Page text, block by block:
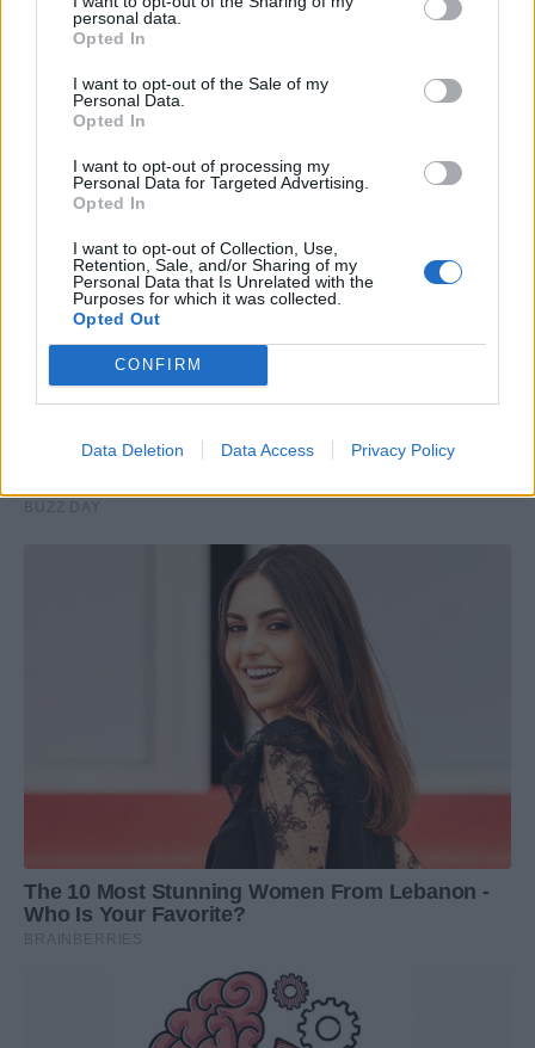
personal data.
Opted In
I want to opt-out of the Sale of my
Personal Data.
Opted In
I want to opt-out of processing my
Personal Data for Targeted Advertising.
Opted In
I want to opt-out of Collection, Use,
Retention, Sale, and/or Sharing of my
Personal Data that Is Unrelated with the
Purposes for which it was collected.
Opted Out
CONFIRM
Data Deletion Data Access Privacy Policy
cade in casa contro il Vicenza in un rocambolesco 2-3,
Brescia e vittoria per 3-2 contro il Monza). Il 2020 del
Delfino si è chiuso ieri con uno 0-0 contro il Cosenza,
Chievo.
Ci auguriamo, non solo dal punto di vista sportivo ma
soprattutto a livello di salute, che il 2021 ci riporti quella
spensieratezza e normalità che abbiamo perso in questo
tragico 2020, un anno da dimenticare. E nell'augare a
tutti di non rivivere mai più momenti così drammatici,
gridiamo "Forza Pescara e buon nuovo anno a tutti"